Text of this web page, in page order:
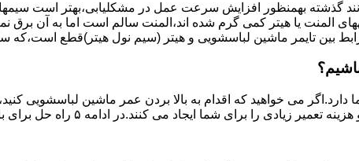
پایههای اﻟﻤﻨﺖ یا هیتر کمی ﮔﺮم ﺷﺪه اند،اﻟﻤﻨﺖ ﺳﺎﻟﻢ است اما ﺑﻪ
ﺑﯿﻦ ﺗﺎﯾﻤﺮ ماشین لباسشویی و ﻫﯿﺘﺮ (سیم ﻧﻮل ﻫﯿﺘﺮ)ﻗﻄﻊ اﺳﺖ،ﮐﻪ
می خواهید که اقدام به بالا بردن عمر ماشین لباسشویی
می کنند.در ادامه ۵ راه حل برای بالا بردن عمر ماشین لباسشویی را ذکر می کنیم.